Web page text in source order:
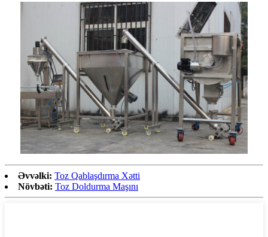
Əvvəlki: Toz Qablaşdırma Xətti
Növbəti: Toz Doldurma Maşını